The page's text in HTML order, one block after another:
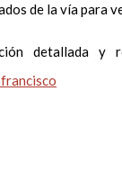
de la vía para
detallada y